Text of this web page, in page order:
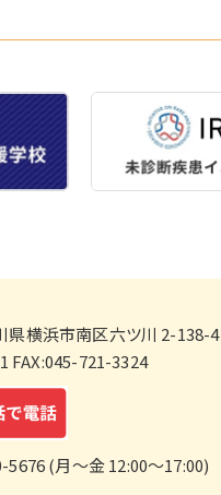
県横浜市南区六ツ川 2-138-4
FAX:045-721-3324
(月～金 12:00～17:00)